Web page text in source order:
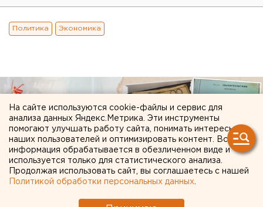
Политика Экономика
На сайте используются cookie-файлы и сервис для
анализа данных Яндекс.Метрика. Эти инструменты
помогают улучшать работу сайта, понимать интересы
наших пользователей и оптимизировать контент. Вся
информация обрабатывается в обезличенном виде и
используется только для статистического анализа.
Продолжая использовать сайт, вы соглашаетесь с нашей
Политикой обработки персональных данных